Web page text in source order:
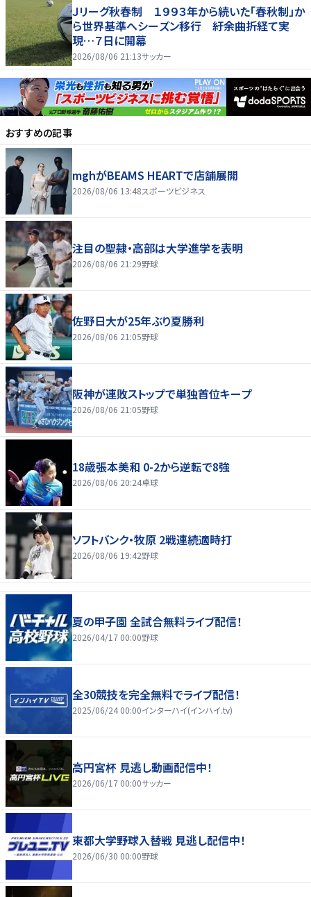
Ｊリーグ秋春制 １９９３年から続いた「春秋制」か
ら世界基準へシーズン移行 紆余曲折経て実
現…７日に開幕
2026/08/06 21:13サッカー
おすすめの記事
mghがBEAMS HEARTで店舗展開
2026/08/06 13:48スポーツビジネス
注目の聖隷・高部は大学進学を表明
2026/08/06 21:29野球
佐野日大が25年ぶり夏勝利
2026/08/06 21:05野球
阪神が連敗ストップで単独首位キープ
2026/08/06 21:05野球
18歳張本美和 0-2から逆転で8強
2026/08/06 20:24卓球
ソフトバンク・牧原 2戦連続適時打
2026/08/06 19:42野球
夏の甲子園 全試合無料ライブ配信！
2026/04/17 00:00野球
全30競技を完全無料でライブ配信！
2025/06/24 00:00インターハイ(インハイ.tv)
高円宮杯 見逃し動画配信中！
2026/06/17 00:00サッカー
東都大学野球入替戦 見逃し配信中！
2026/06/30 00:00野球